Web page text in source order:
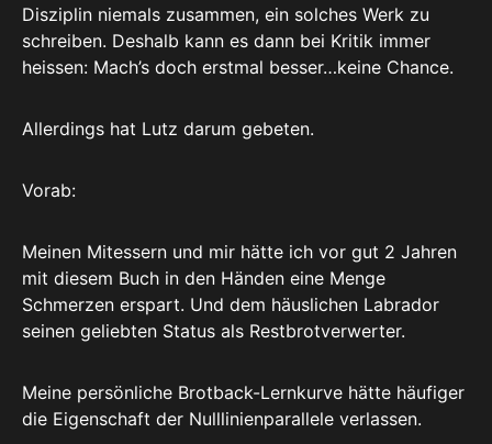
Disziplin niemals zusammen, ein solches Werk zu
schreiben. Deshalb kann es dann bei Kritik immer
heissen: Mach’s doch erstmal besser…keine Chance.
Allerdings hat Lutz darum gebeten.
Vorab:
Meinen Mitessern und mir hätte ich vor gut 2 Jahren
mit diesem Buch in den Händen eine Menge
Schmerzen erspart. Und dem häuslichen Labrador
seinen geliebten Status als Restbrotverwerter.
Meine persönliche Brotback-Lernkurve hätte häufiger
die Eigenschaft der Nulllinienparallele verlassen.